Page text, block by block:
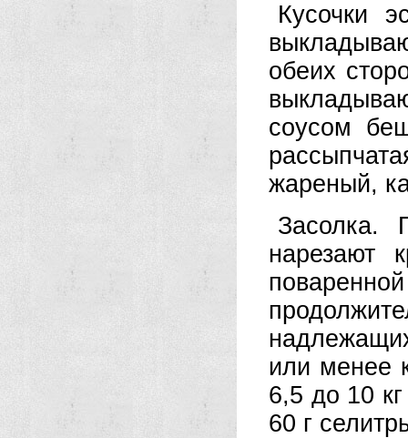
Кусочки
обеих
соусом
жареный,
Засолка.
нарезают
или менее
6,5 до 10
60 г